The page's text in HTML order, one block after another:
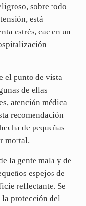
sobre todo
está
estrés, cae en un
el punto de vista
de ellas
atención médica
recomendación
de pequeñas
mortal.
la gente mala y de
espejos de
reflectante. Se
la protección del